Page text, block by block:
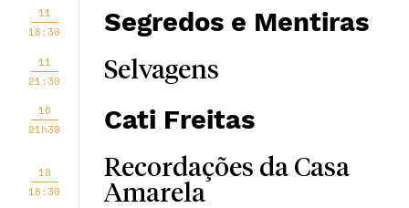
11
18:30
Segredos e Mentiras
11
21:30
Selvagens
16
21h30
Cati Freitas
18
18:30
Recordações da Casa
Amarela